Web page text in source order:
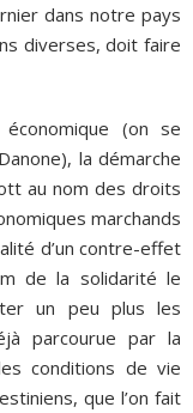
dans notre pays
diverses, doit faire
(on se
la démarche
au nom des droits
marchands
d’un contre-effet
de la solidarité le
un peu plus les
parcourue par la
conditions de vie
que l’on fait